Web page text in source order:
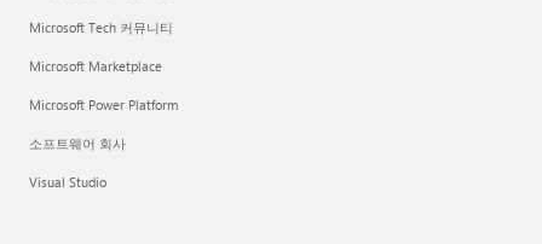
Microsoft Tech 커뮤니티
Microsoft Marketplace
Microsoft Power Platform
소프트웨어 회사
Visual Studio